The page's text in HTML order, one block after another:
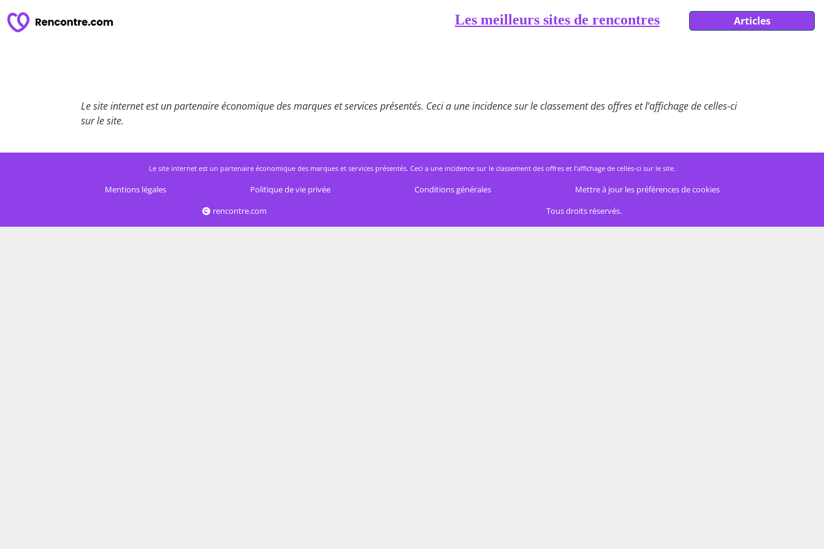
Les meilleurs sites de rencontres Articles
Le site internet est un partenaire économique des marques et services présentés. Ceci a une incidence sur le classement des offres et l’affichage de celles-ci
sur le site.
Le site internet est un partenaire économique des marques et services présentés. Ceci a une incidence sur le classement des offres et l’affichage de celles-ci sur le site.
Mentions légales Politique de vie privée Conditions générales
Mettre à jour les préférences de cookies
rencontre.com
Tous droits réservés.